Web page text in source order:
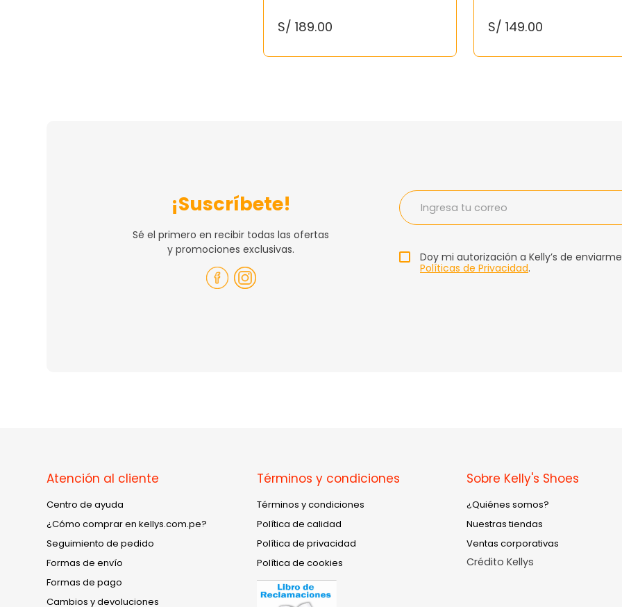
S/ 189.00 S/ 149.00
¡Suscríbete!
Sé el primero en recibir todas las ofertas
y promociones exclusivas.
Doy mi autorización a Kelly’s de
Políticas de Privacidad.
Atención al cliente
Centro de ayuda
¿Cómo comprar en kellys.com.pe?
Seguimiento de pedido
Formas de envío
Formas de pago
Cambios y devoluciones
Términos y condiciones
Términos y condiciones
Política de calidad
Política de privacidad
Política de cookies
Sobre Kelly's Shoes
¿Quiénes somos?
Nuestras tiendas
Ventas corporativas
Crédito Kellys